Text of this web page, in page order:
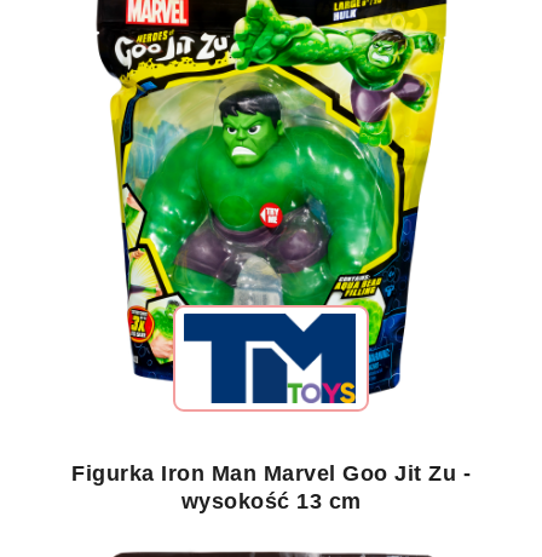
Figurka Iron Man Marvel Goo Jit Zu -
wysokość 13 cm